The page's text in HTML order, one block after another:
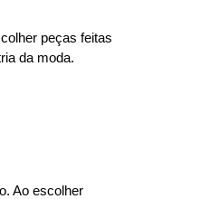
peças feitas
da moda.
Ao escolher